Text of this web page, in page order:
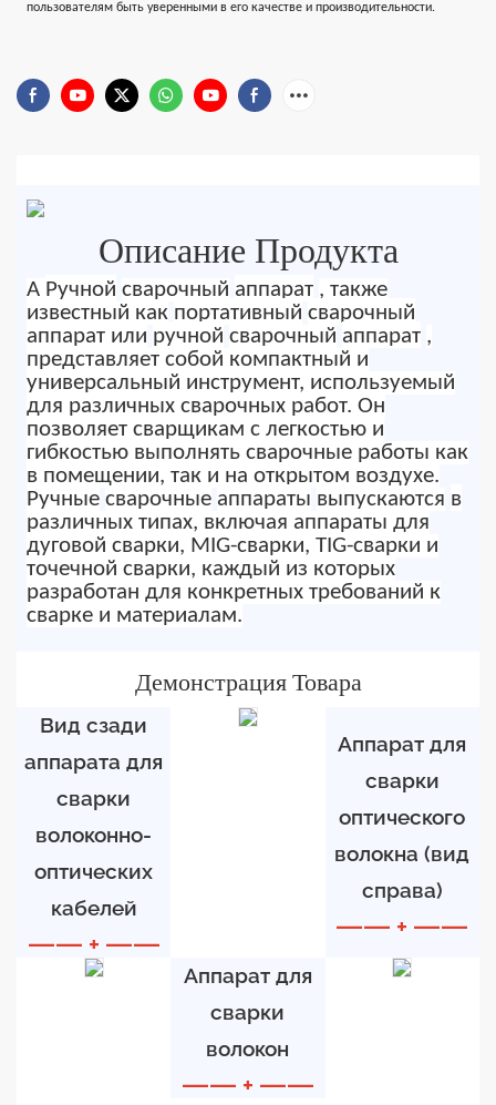
пользователям быть уверенными в его качестве и производительности.
Описание Продукта
A Ручной сварочный аппарат , также
известный как портативный сварочный
аппарат или ручной сварочный аппарат ,
представляет собой компактный и
универсальный инструмент, используемый
для различных сварочных работ. Он
позволяет сварщикам с легкостью и
гибкостью выполнять сварочные работы как
в помещении, так и на открытом воздухе.
Ручные сварочные аппараты выпускаются в
различных типах, включая аппараты для
дуговой сварки, MIG-сварки, TIG-сварки и
точечной сварки, каждый из которых
разработан для конкретных требований к
сварке и материалам.
Демонстрация Товара
Вид сзади
аппарата для
сварки
волоконно-
оптических
кабелей
—— + ——
Аппарат для
сварки
оптического
волокна (вид
справа)
—— + ——
Аппарат для
сварки
волокон
—— + ——